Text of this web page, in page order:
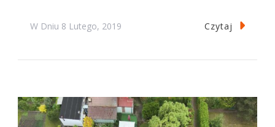
W Dniu 8 Lutego, 2019 Czytaj